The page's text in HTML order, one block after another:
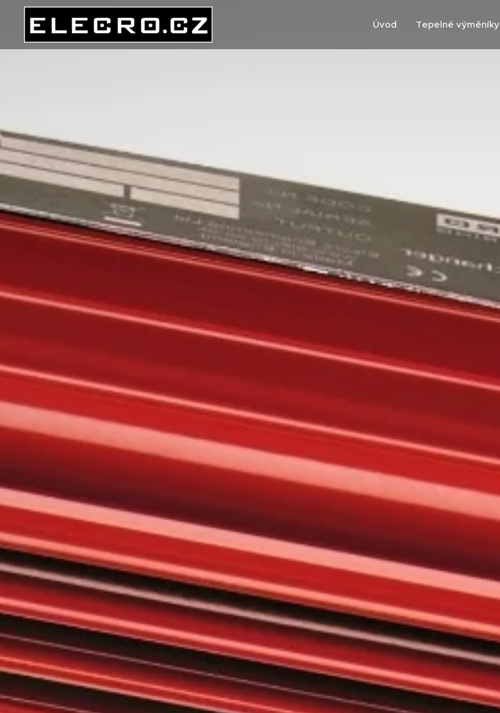
Úvod Tepelné výměníky